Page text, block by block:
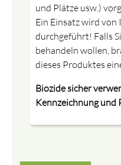
und Plätze usw.)
Ein Einsatz wird
durchgeführt! Falls
behandeln wollen,
dieses Produktes
Biozide sicher
Kennzeichnung